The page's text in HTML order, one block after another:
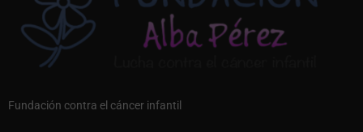
Fundación contra el cáncer infantil